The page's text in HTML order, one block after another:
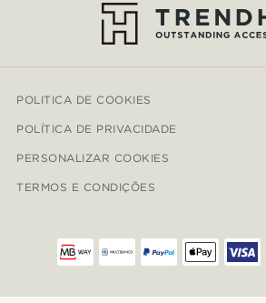
POLITICA DE COOKIES
POLÍTICA DE PRIVACIDADE
PERSONALIZAR COOKIES
TERMOS E CONDIÇÕES